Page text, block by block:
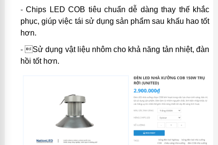
-Chips LED COB tiêu chuẩn dễ dàng thay thế khắc
phục, giúp việc tái sử dụng sản phẩm sau khấu hao tốt
hơn.
- Sử dụng vật liệu nhôm cho khả năng tản nhiệt, đàn
hồi tốt hơn.